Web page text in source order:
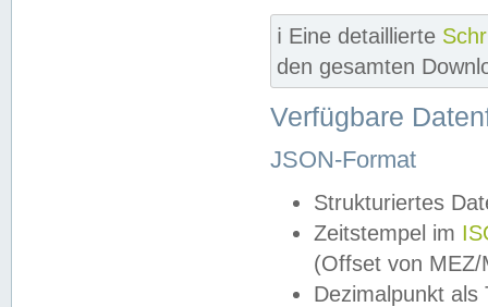
ℹ️ Eine detaillierte
den gesamten
Verfügbare
JSON-Format
Strukturiertes
Zeitstempel im
(Offset von MEZ/
Dezimalpunkt als